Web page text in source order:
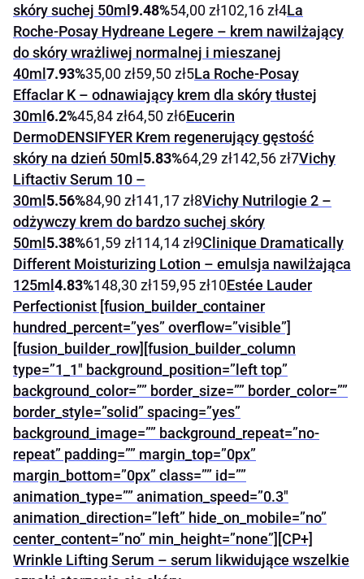
skóry suchej 50ml9.48%54,00 zł102,16 zł4La
Roche-Posay Hydreane Legere – krem nawilżający
do skóry wrażliwej normalnej i mieszanej
40ml7.93%35,00 zł59,50 zł5La Roche-Posay
Effaclar K – odnawiający krem dla skóry tłustej
30ml6.2%45,84 zł64,50 zł6Eucerin
DermoDENSIFYER Krem regenerujący gęstość
skóry na dzień 50ml5.83%64,29 zł142,56 zł7Vichy
Liftactiv Serum 10 –
30ml5.56%84,90 zł141,17 zł8Vichy Nutrilogie 2 –
odżywczy krem do bardzo suchej skóry
50ml5.38%61,59 zł114,14 zł9Clinique Dramatically
Different Moisturizing Lotion – emulsja nawilżająca
125ml4.83%148,30 zł159,95 zł10Estée Lauder
Perfectionist [fusion_builder_container
hundred_percent=”yes” overflow=”visible”]
[fusion_builder_row][fusion_builder_column
type=”1_1″ background_position=”left top”
background_color=”” border_size=”” border_color=””
border_style=”solid” spacing=”yes”
background_image=”” background_repeat=”no-
repeat” padding=”” margin_top=”0px”
margin_bottom=”0px” class=”” id=””
animation_type=”” animation_speed=”0.3″
animation_direction=”left” hide_on_mobile=”no”
center_content=”no” min_height=”none”][CP+]
Wrinkle Lifting Serum – serum likwidujące wszelkie